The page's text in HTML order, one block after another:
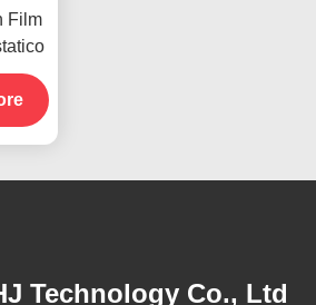
Film
Technology Co., Ltd